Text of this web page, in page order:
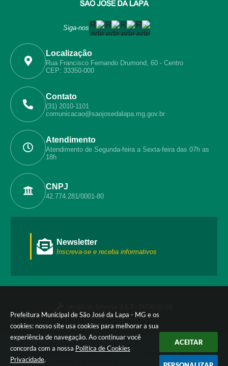
Prefeitura Municipal de São José da Lapa - MG e os
cookies: nosso site usa cookies para melhorar a sua
experiência de navegação. Ao continuar você
concorda com a nossa Política de Cookies
Privacidade.
ACEITAR
Siga-nos
Localização
Rua Francisco Fernando Drumond, 60 - Centro
CEP: 33350-000
Contato
(31) 2010-1101
comunicacao@saojosedalapa.mg.gov.br
Atendimento
Atendimento de Segunda-feira a Sexta-feira das 07h as
18h
CNPJ
42.774.281/0001-80
Newsletter
Inscreva-se e receba informativos
Portal atualizado em:07/08/2026 17:50
© Copyright Instar - 2006-2026. Todos os direitos
reservados -